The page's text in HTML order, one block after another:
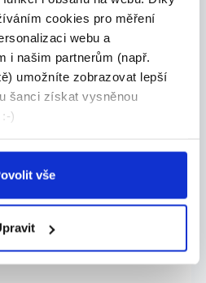
cookies pro měření
webu a
i našim partnerům (např.
umožníte zobrazovat lepší
šanci získat vysněnou
)
vše
+
- 190Kč 1
který se postará o
30.07.2026